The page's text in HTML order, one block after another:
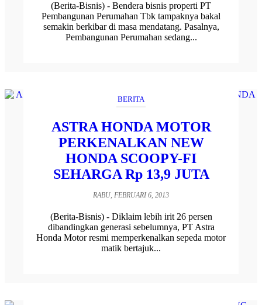
(Berita-Bisnis) - Bendera bisnis properti PT
Pembangunan Perumahan Tbk tampaknya bakal
semakin berkibar di masa mendatang. Pasalnya,
Pembangunan Perumahan sedang...
BERITA
ASTRA HONDA MOTOR
PERKENALKAN NEW
HONDA SCOOPY-FI
SEHARGA Rp 13,9 JUTA
RABU, FEBRUARI 6, 2013
(Berita-Bisnis) - Diklaim lebih irit 26 persen
dibandingkan generasi sebelumnya, PT Astra
Honda Motor resmi memperkenalkan sepeda motor
matik bertajuk...